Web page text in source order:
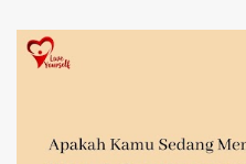
aku, dan apa potensi terbaik
Aku pun pernah berada di titik
datar, seperti tak ada warna.
bermula—perjalanan panjang
sendiri, memahami potensi